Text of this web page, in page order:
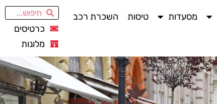
מסעדות טיסות השכרת רכב
כרטיסים
מלונות